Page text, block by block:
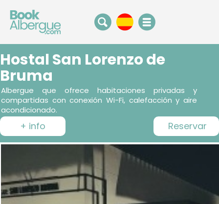
Hostal San Lorenzo de
Bruma
Albergue que ofrece habitaciones privadas y
compartidas con conexión Wi-Fi, calefacción y aire
acondicionado.
+ info Reservar